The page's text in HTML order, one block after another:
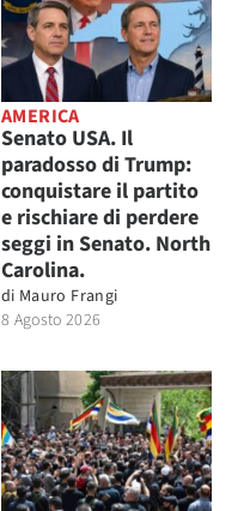
AMERICA
Senato USA. Il
paradosso di Trump:
conquistare il partito
e rischiare di perdere
seggi in Senato. North
Carolina.
di Mauro Frangi
8 Agosto 2026